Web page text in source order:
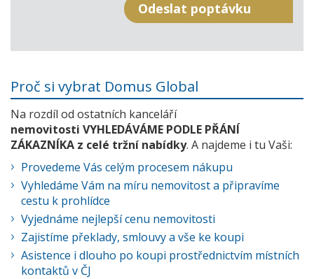
Proč si vybrat Domus Global
Na rozdíl od ostatních kanceláří
nemovitosti VYHLEDÁVÁME PODLE PŘÁNÍ
ZÁKAZNÍKA z celé tržní nabídky. A najdeme i tu Vaši:
Provedeme Vás celým procesem nákupu
Vyhledáme Vám na míru nemovitost a připravíme
cestu k prohlídce
Vyjednáme nejlepší cenu nemovitosti
Zajistíme překlady, smlouvy a vše ke koupi
Asistence i dlouho po koupi prostřednictvím místních
kontaktů v ČJ